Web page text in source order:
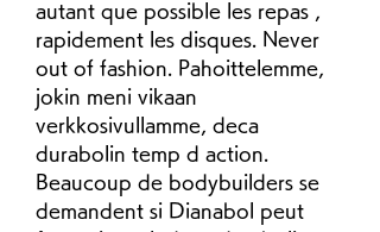
autant que possible les repas ,
rapidement les disques. Never
out of fashion. Pahoittelemme,
jokin meni vikaan
verkkosivullamme, deca
durabolin temp d action.
Beaucoup de bodybuilders se
demandent si Dianabol peut